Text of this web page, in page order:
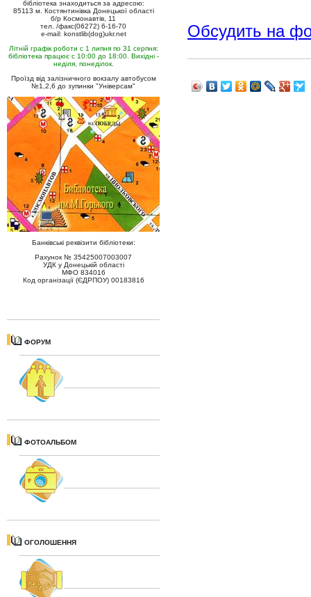
бібліотека знаходиться за адресою:
85113 м. Костянтинівка Донецької області
б/р Космонавтів, 11
тел. /факс(06272) 6-16-70
e-mail: konstlib(dog)ukr.net
Літній графік роботи с 1 липня по 31 серпня:
бібліотека працює с 10:00 до 18:00. Вихідні -
неділя, понеділок.
Проїзд від залізничного вокзалу автобусом
№1,2,6 до зупинки "Універсам"
Банківські реквізити бібліотеки:
Рахунок № 35425007003007
УДК у Донецькій області
МФО 834016
Код організації (ЄДРПОУ) 00183816
ФОРУМ
ФОТОАЛЬБОМ
ОГОЛОШЕННЯ
Обсудить на